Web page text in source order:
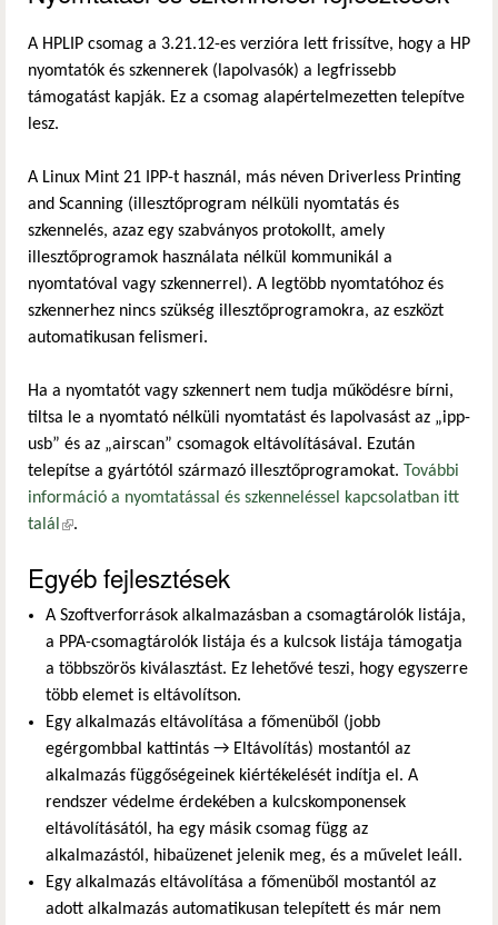
A HPLIP csomag a 3.21.12-es verzióra lett frissítve, hogy a HP
nyomtatók és szkennerek (lapolvasók) a legfrissebb
támogatást kapják. Ez a csomag alapértelmezetten telepítve
lesz.
A Linux Mint 21 IPP-t használ, más néven Driverless Printing
and Scanning (illesztőprogram nélküli nyomtatás és
szkennelés, azaz egy szabványos protokollt, amely
illesztőprogramok használata nélkül kommunikál a
nyomtatóval vagy szkennerrel). A legtöbb nyomtatóhoz és
szkennerhez nincs szükség illesztőprogramokra, az eszközt
automatikusan felismeri.
Ha a nyomtatót vagy szkennert nem tudja működésre bírni,
tiltsa le a nyomtató nélküli nyomtatást és lapolvasást az „ipp-
usb” és az „airscan” csomagok eltávolításával. Ezután
telepítse a gyártótól származó illesztőprogramokat. További
információ a nyomtatással és szkenneléssel kapcsolatban itt
talál (külső hivatkozás)
.
Egyéb fejlesztések
A Szoftverforrások alkalmazásban a csomagtárolók listája,
a PPA-csomagtárolók listája és a kulcsok listája támogatja
a többszörös kiválasztást. Ez lehetővé teszi, hogy egyszerre
több elemet is eltávolítson.
Egy alkalmazás eltávolítása a főmenüből (jobb
egérgombbal kattintás → Eltávolítás) mostantól az
alkalmazás függőségeinek kiértékelését indítja el. A
rendszer védelme érdekében a kulcskomponensek
eltávolításától, ha egy másik csomag függ az
alkalmazástól, hibaüzenet jelenik meg, és a művelet leáll.
Egy alkalmazás eltávolítása a főmenüből mostantól az
adott alkalmazás automatikusan telepített és már nem